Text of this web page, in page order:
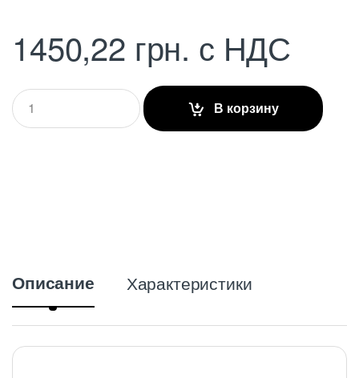
1450,22 грн. с НДС
Q
u
a
В корзину
Описание Характеристики